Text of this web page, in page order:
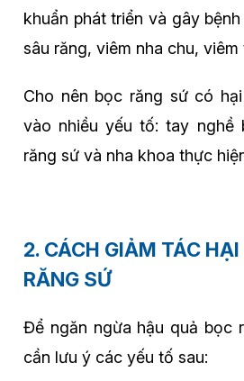
khuẩn phát triển và gây
sâu răng, viêm nha chu, viêm
Cho nên bọc răng sứ có
vào nhiều yếu tố: tay nghề
răng sứ và nha khoa thực
2. CÁCH GIẢM TÁC
RĂNG SỨ
Để ngăn ngừa hậu quả bọc
cần lưu ý các yếu tố sau: